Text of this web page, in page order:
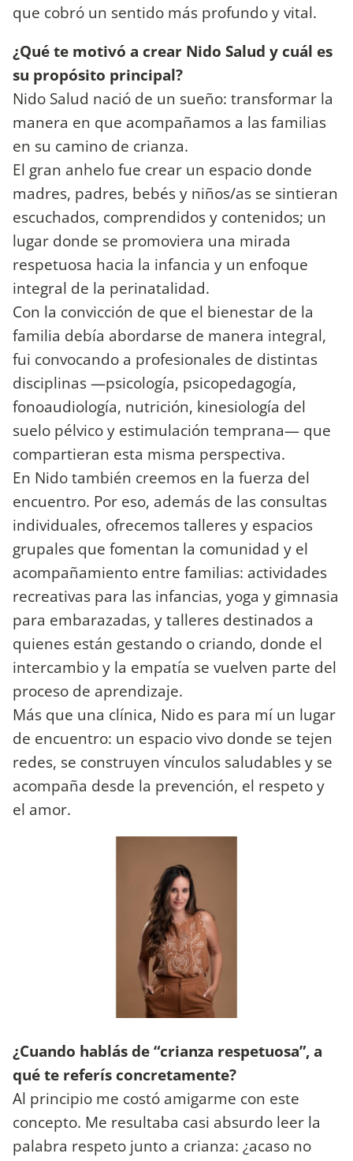
que cobró un sentido más profundo y vital.
¿Qué te motivó a crear Nido Salud y cuál es
su propósito principal?
Nido Salud nació de un sueño: transformar la
manera en que acompañamos a las familias
en su camino de crianza.
El gran anhelo fue crear un espacio donde
madres, padres, bebés y niños/as se sintieran
escuchados, comprendidos y contenidos; un
lugar donde se promoviera una mirada
respetuosa hacia la infancia y un enfoque
integral de la perinatalidad.
Con la convicción de que el bienestar de la
familia debía abordarse de manera integral,
fui convocando a profesionales de distintas
disciplinas —psicología, psicopedagogía,
fonoaudiología, nutrición, kinesiología del
suelo pélvico y estimulación temprana— que
compartieran esta misma perspectiva.
En Nido también creemos en la fuerza del
encuentro. Por eso, además de las consultas
individuales, ofrecemos talleres y espacios
grupales que fomentan la comunidad y el
acompañamiento entre familias: actividades
recreativas para las infancias, yoga y gimnasia
para embarazadas, y talleres destinados a
quienes están gestando o criando, donde el
intercambio y la empatía se vuelven parte del
proceso de aprendizaje.
Más que una clínica, Nido es para mí un lugar
de encuentro: un espacio vivo donde se tejen
redes, se construyen vínculos saludables y se
acompaña desde la prevención, el respeto y
el amor.
¿Cuando hablás de “crianza respetuosa”, a
qué te referís concretamente?
Al principio me costó amigarme con este
concepto. Me resultaba casi absurdo leer la
palabra respeto junto a crianza: ¿acaso no